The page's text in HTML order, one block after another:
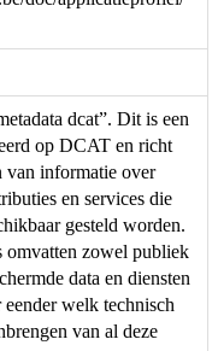
dcat”. Dit is een
op DCAT en richt
van informatie over
en services die
gesteld worden.
omvatten zowel publiek
data en diensten
welk technisch
van al deze